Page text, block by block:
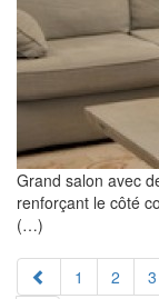
Grand salon avec
renforçant le côté
(…)
1 2 3